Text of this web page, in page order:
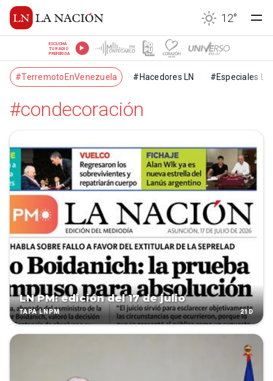
12°
ESCUCHÁ
TU RADIO
PREFERIDA
#TerremotoEnVenezuela #Hacedores LN #Especiales LN
#condecoración
LN PM: edición del 17 de julio
TAPA LNPM 21D